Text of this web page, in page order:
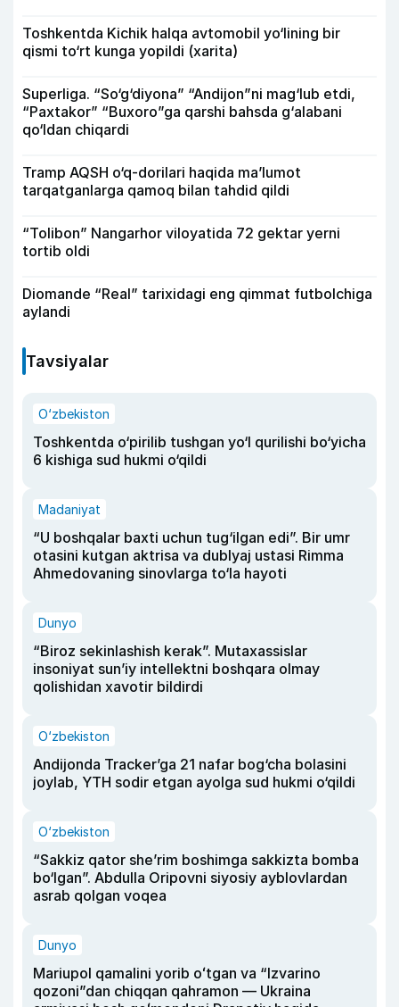
Toshkentda Kichik halqa avtomobil yo‘lining bir
qismi to‘rt kunga yopildi (xarita)
Superliga. “So‘g‘diyona” “Andijon”ni mag‘lub etdi,
“Paxtakor” “Buxoro”ga qarshi bahsda g‘alabani
qo‘ldan chiqardi
Tramp AQSH o‘q-dorilari haqida ma’lumot
tarqatganlarga qamoq bilan tahdid qildi
“Tolibon” Nangarhor viloyatida 72 gektar yerni
tortib oldi
Diomande “Real” tarixidagi eng qimmat futbolchiga
aylandi
Tavsiyalar
O‘zbekiston
Toshkentda o‘pirilib tushgan yo‘l qurilishi bo‘yicha
6 kishiga sud hukmi o‘qildi
Madaniyat
“U boshqalar baxti uchun tug‘ilgan edi”. Bir umr
otasini kutgan aktrisa va dublyaj ustasi Rimma
Ahmedovaning sinovlarga to‘la hayoti
Dunyo
“Biroz sekinlashish kerak”. Mutaxassislar
insoniyat sun’iy intellektni boshqara olmay
qolishidan xavotir bildirdi
O‘zbekiston
Andijonda Tracker’ga 21 nafar bog‘cha bolasini
joylab, YTH sodir etgan ayolga sud hukmi o‘qildi
O‘zbekiston
“Sakkiz qator she’rim boshimga sakkizta bomba
bo‘lgan”. Abdulla Oripovni siyosiy ayblovlardan
asrab qolgan voqea
Dunyo
Mariupol qamalini yorib oʻtgan va “Izvarino
qozoni”dan chiqqan qahramon — Ukraina